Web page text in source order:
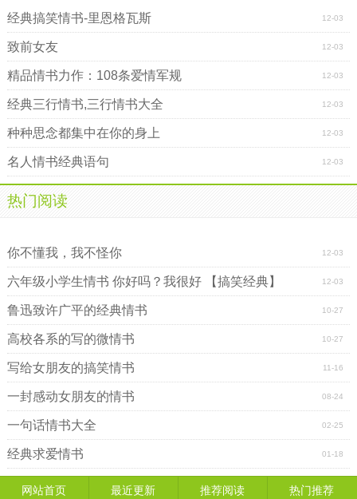
12-03
经典搞笑情书-里恩格瓦斯
12-03
致前女友
12-03
精品情书力作：108条爱情军规
12-03
经典三行情书,三行情书大全
12-03
种种思念都集中在你的身上
12-03
名人情书经典语句
热门阅读
12-03
你不懂我，我不怪你
12-03
六年级小学生情书 你好吗？我很好 【搞笑经典】
10-27
鲁迅致许广平的经典情书
10-27
高校各系的写的微情书
11-16
写给女朋友的搞笑情书
08-24
一封感动女朋友的情书
02-25
一句话情书大全
01-18
经典求爱情书
网站首页 最近更新 推荐阅读 热门推荐